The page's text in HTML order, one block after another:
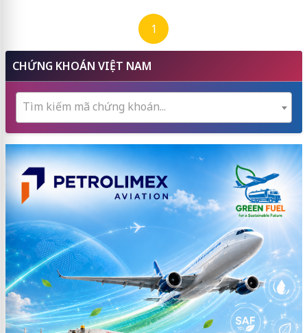
1
CHỨNG KHOÁN VIỆT NAM
Tìm kiếm mã chứng khoán...